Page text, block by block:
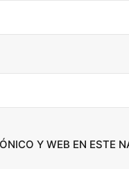
Y WEB EN ESTE